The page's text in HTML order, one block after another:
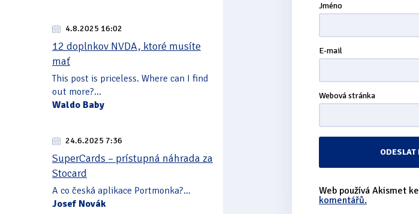
4.8.2025 16:02
12 doplnkov NVDA, ktoré musíte
mať
This post is priceless. Where can I find
out more?...
Waldo Baby
24.6.2025 7:36
SuperCards – prístupná náhrada za
Stocard
A co česká aplikace Portmonka?...
Josef Novák
Jméno
E-mail
Webová stránka
Web používá Akismet
komentářů.